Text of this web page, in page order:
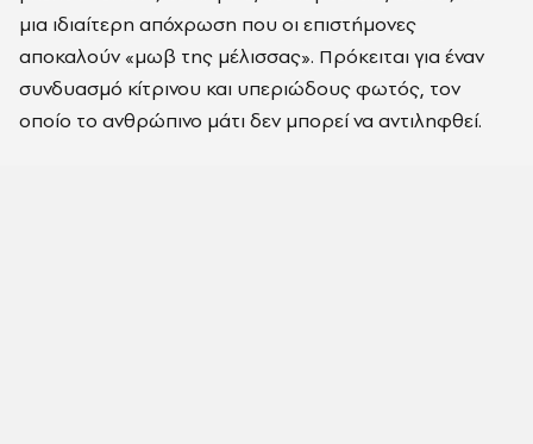
μια ιδιαίτερη απόχρωση που οι επιστήμονες
αποκαλούν «μωβ της μέλισσας». Πρόκειται για έναν
συνδυασμό κίτρινου και υπεριώδους φωτός, τον
οποίο το ανθρώπινο μάτι δεν μπορεί να αντιληφθεί.